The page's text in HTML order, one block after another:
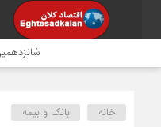
خانه بانک و بیمه